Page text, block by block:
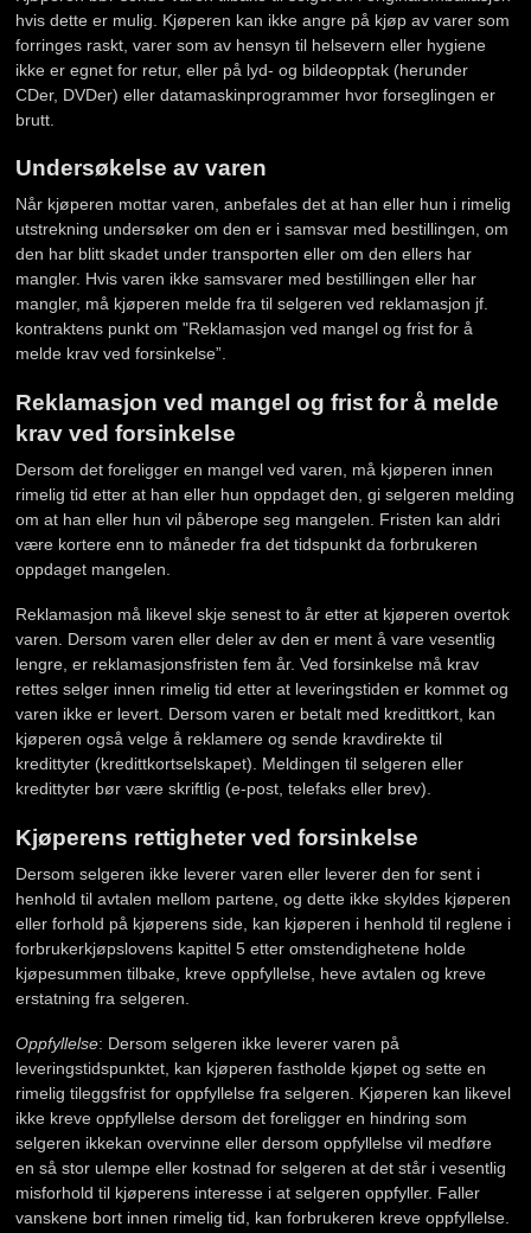
hvis dette er mulig. Kjøperen kan ikke angre på kjøp av varer som
forringes raskt, varer som av hensyn til helsevern eller hygiene
ikke er egnet for retur, eller på lyd- og bildeopptak (herunder
CDer, DVDer) eller datamaskinprogrammer hvor forseglingen er
brutt.
Undersøkelse av varen
Når kjøperen mottar varen, anbefales det at han eller hun i rimelig
utstrekning undersøker om den er i samsvar med bestillingen, om
den har blitt skadet under transporten eller om den ellers har
mangler. Hvis varen ikke samsvarer med bestillingen eller har
mangler, må kjøperen melde fra til selgeren ved reklamasjon jf.
kontraktens punkt om "Reklamasjon ved mangel og frist for å
melde krav ved forsinkelse”.
Reklamasjon ved mangel og frist for å melde
krav ved forsinkelse
Dersom det foreligger en mangel ved varen, må kjøperen innen
rimelig tid etter at han eller hun oppdaget den, gi selgeren melding
om at han eller hun vil påberope seg mangelen. Fristen kan aldri
være kortere enn to måneder fra det tidspunkt da forbrukeren
oppdaget mangelen.
Reklamasjon må likevel skje senest to år etter at kjøperen overtok
varen. Dersom varen eller deler av den er ment å vare vesentlig
lengre, er reklamasjonsfristen fem år. Ved forsinkelse må krav
rettes selger innen rimelig tid etter at leveringstiden er kommet og
varen ikke er levert. Dersom varen er betalt med kredittkort, kan
kjøperen også velge å reklamere og sende kravdirekte til
kredittyter (kredittkortselskapet). Meldingen til selgeren eller
kredittyter bør være skriftlig (e-post, telefaks eller brev).
Kjøperens rettigheter ved forsinkelse
Dersom selgeren ikke leverer varen eller leverer den for sent i
henhold til avtalen mellom partene, og dette ikke skyldes kjøperen
eller forhold på kjøperens side, kan kjøperen i henhold til reglene i
forbrukerkjøpslovens kapittel 5 etter omstendighetene holde
kjøpesummen tilbake, kreve oppfyllelse, heve avtalen og kreve
erstatning fra selgeren.
Oppfyllelse: Dersom selgeren ikke leverer varen på
leveringstidspunktet, kan kjøperen fastholde kjøpet og sette en
rimelig tileggsfrist for oppfyllelse fra selgeren. Kjøperen kan likevel
ikke kreve oppfyllelse dersom det foreligger en hindring som
selgeren ikkekan overvinne eller dersom oppfyllelse vil medføre
en så stor ulempe eller kostnad for selgeren at det står i vesentlig
misforhold til kjøperens interesse i at selgeren oppfyller. Faller
vanskene bort innen rimelig tid, kan forbrukeren kreve oppfyllelse.